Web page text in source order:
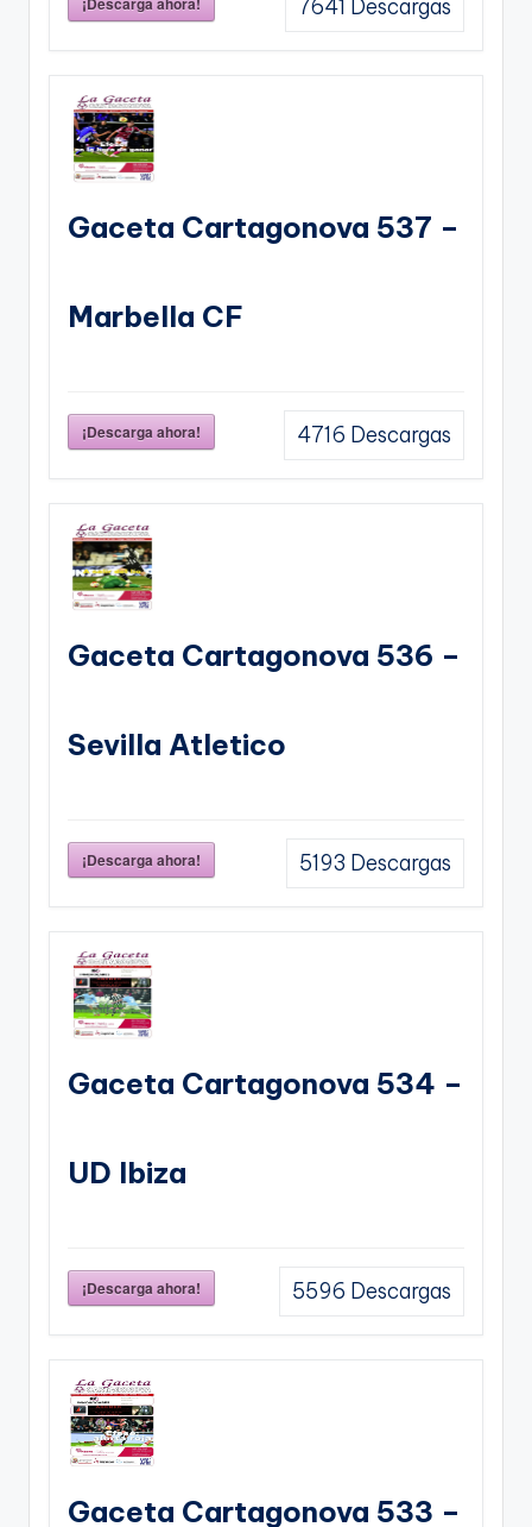
7641 Descargas
Gaceta Cartagonova 537 –
Marbella CF
¡Descarga ahora! 4716 Descargas
Gaceta Cartagonova 536 –
Sevilla Atletico
¡Descarga ahora! 5193 Descargas
Gaceta Cartagonova 534 –
UD Ibiza
¡Descarga ahora! 5596 Descargas
Gaceta Cartagonova 533 –